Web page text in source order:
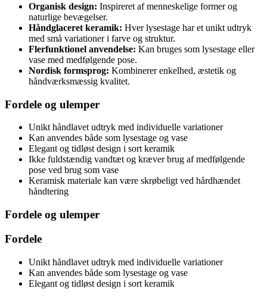
Organisk design: Inspireret af menneskelige former og
naturlige bevægelser.
Håndglaceret keramik: Hver lysestage har et unikt udtryk
med små variationer i farve og struktur.
Flerfunktionel anvendelse: Kan bruges som lysestage eller
vase med medfølgende pose.
Nordisk formsprog: Kombinerer enkelhed, æstetik og
håndværksmæssig kvalitet.
Fordele og ulemper
Unikt håndlavet udtryk med individuelle variationer
Kan anvendes både som lysestage og vase
Elegant og tidløst design i sort keramik
Ikke fuldstændig vandtæt og kræver brug af medfølgende
pose ved brug som vase
Keramisk materiale kan være skrøbeligt ved hårdhændet
håndtering
Fordele og ulemper
Fordele
Unikt håndlavet udtryk med individuelle variationer
Kan anvendes både som lysestage og vase
Elegant og tidløst design i sort keramik